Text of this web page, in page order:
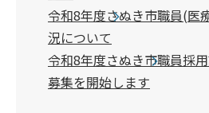
令和8年度さぬき市職員(医
況について
令和8年度さぬき市職員採
募集を開始します